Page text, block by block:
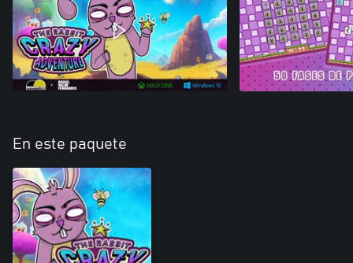
En este paquete